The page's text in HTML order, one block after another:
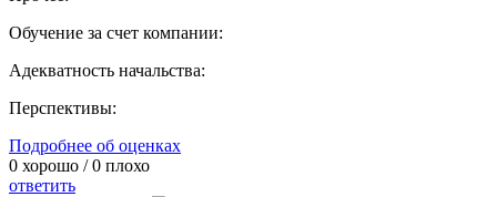
Обучение за счет компании:
Адекватность начальства:
Перспективы:
Подробнее об оценках
0 хорошо /0 плохо
ответить